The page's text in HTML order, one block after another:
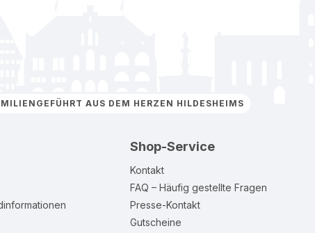
AUS DEM HERZEN HILDESHEIMS
Shop-Service
Kontakt
FAQ – Häufig gestellte Fragen
Presse-Kontakt
Gutscheine